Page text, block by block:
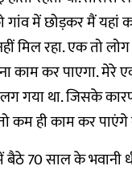
गांव में छोड़कर मैं
मिल रहा. एक तो
काम कर पाएगा. मेरे
गया था. जिसके
कम ही काम कर पाएंगे